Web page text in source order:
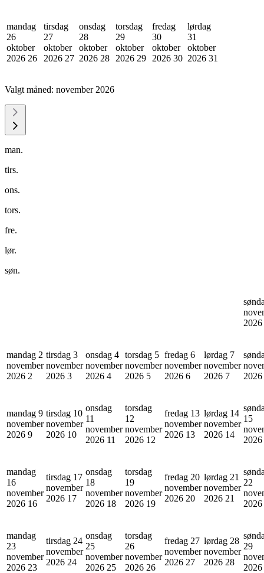
mandag
26
oktober
2026 26
tirsdag
27
oktober
2026 27
onsdag
28
oktober
2026 28
torsdag
29
oktober
2026 29
fredag
30
oktober
2026 30
lørdag
31
oktober
2026 31
Valgt måned: november 2026
man.
tirs.
ons.
tors.
fre.
lør.
søn.
2026
mandag 2
november
2026 2
tirsdag 3
november
2026 3
onsdag 4
november
2026 4
torsdag 5
november
2026 5
fredag 6
november
2026 6
lørdag 7
november
2026 7
2026
mandag 9
november
2026 9
tirsdag 10
november
2026 10
onsdag
11
november
2026 11
torsdag
12
november
2026 12
fredag 13
november
2026 13
lørdag 14
november
2026 14
15
2026
mandag
16
november
2026 16
tirsdag 17
november
2026 17
onsdag
18
november
2026 18
torsdag
19
november
2026 19
fredag 20
november
2026 20
lørdag 21
november
2026 21
22
2026
mandag
23
november
2026 23
tirsdag 24
november
2026 24
onsdag
25
november
2026 25
torsdag
26
november
2026 26
fredag 27
november
2026 27
lørdag 28
november
2026 28
29
2026